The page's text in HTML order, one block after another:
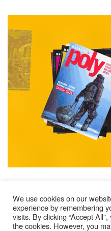
Mentions Légales
We use cookies on our
experience by remembering
visits. By clicking “Accept
the cookies. However, you